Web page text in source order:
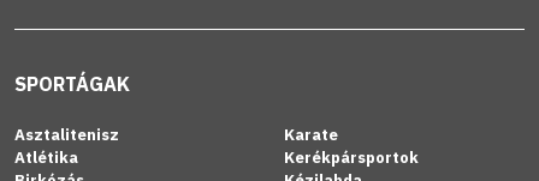
SPORTÁGAK
Asztalitenisz
Atlétika
Karate
Kerékpársportok